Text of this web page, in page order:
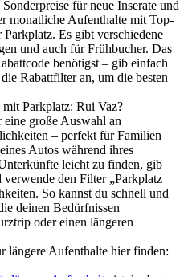
für neue Inserate und
monatliche Aufenthalte mit Top-
Es gibt verschiedene
und auch für Frühbucher. Das
benötigst – gib einfach
Rabattfilter an, um die besten
Parkplatz: Rui Vaz?
große Auswahl an
– perfekt für Familien
Autos während ihres
leicht zu finden, gib
verwende den Filter „Parkplatz
So kannst du schnell und
deinen Bedürfnissen
oder einen längeren
längere Aufenthalte hier finden: